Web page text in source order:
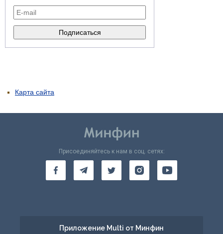
Карта сайта
Присоединяйтесь к нам в соц. сетях:
Приложение Multi от Минфин